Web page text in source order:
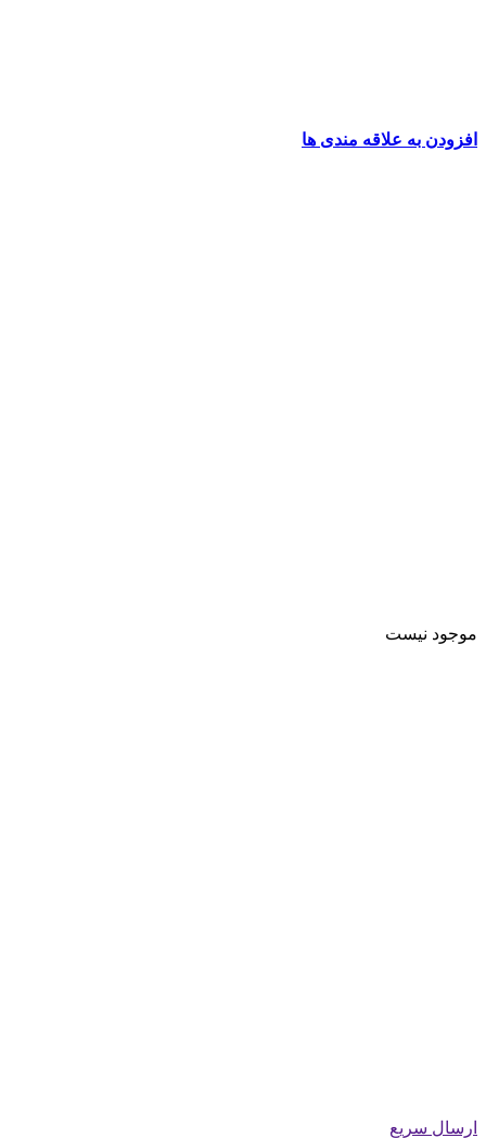
افزودن به علاقه مندی ها
موجود نیست
ارسال سریع